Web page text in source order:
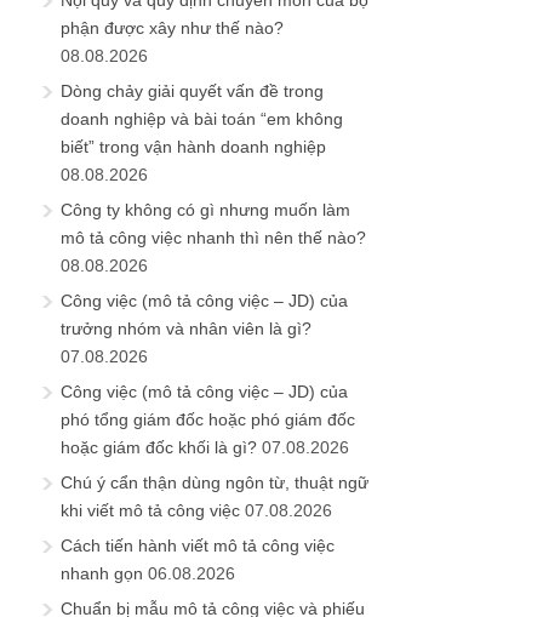
phận được xây như thế nào?
08.08.2026
Dòng chảy giải quyết vấn đề trong
doanh nghiệp và bài toán “em không
biết” trong vận hành doanh nghiệp
08.08.2026
Công ty không có gì nhưng muốn làm
mô tả công việc nhanh thì nên thế nào?
08.08.2026
Công việc (mô tả công việc – JD) của
trưởng nhóm và nhân viên là gì?
07.08.2026
Công việc (mô tả công việc – JD) của
phó tổng giám đốc hoặc phó giám đốc
hoặc giám đốc khối là gì? 07.08.2026
Chú ý cẩn thận dùng ngôn từ, thuật ngữ
khi viết mô tả công việc 07.08.2026
Cách tiến hành viết mô tả công việc
nhanh gọn 06.08.2026
Chuẩn bị mẫu mô tả công việc và phiếu